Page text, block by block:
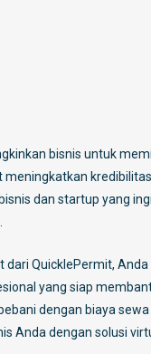
bisnis untuk
dan startup yang
QuicklePermit,
yang siap
dengan biaya
Anda dengan solusi